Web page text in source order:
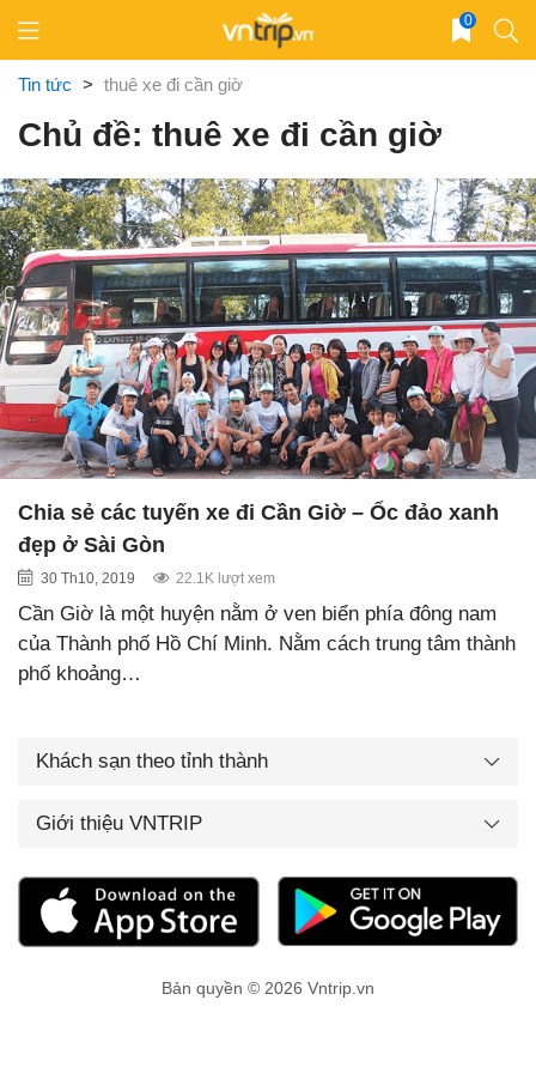
content
0
Tin tức > thuê xe đi cần giờ
Chủ đề: thuê xe đi cần giờ
Chia sẻ các tuyến xe đi Cần Giờ – Ốc đảo xanh
đẹp ở Sài Gòn
30 Th10, 2019 22.1K lượt xem
Cần Giờ là một huyện nằm ở ven biển phía đông nam
của Thành phố Hồ Chí Minh. Nằm cách trung tâm thành
phố khoảng…
Khách sạn theo tỉnh thành
Giới thiệu VNTRIP
Bản quyền © 2026 Vntrip.vn